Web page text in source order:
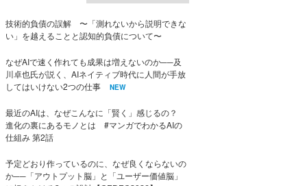
技術的負債の誤解 〜「測れないから説明できな
い」を越えることと認知的負債について〜
なぜAIで速く作れても成果は増えないのか──及
川卓也氏が説く、AIネイティブ時代に人間が手放
してはいけない2つの仕事
NEW
最近のAIは、なぜこんなに「賢く」感じるの？
進化の裏にあるモノとは #マンガでわかるAIの
仕組み 第2話
予定どおり作っているのに、なぜ良くならないの
か──「アウトプット脳」と「ユーザー価値脳」